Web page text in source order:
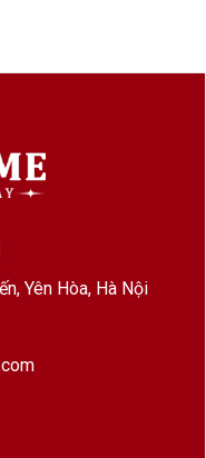
Rượu Vàng Tối
làng Puligny-
– cái
nào cũng
Yên Hòa, Hà Nội